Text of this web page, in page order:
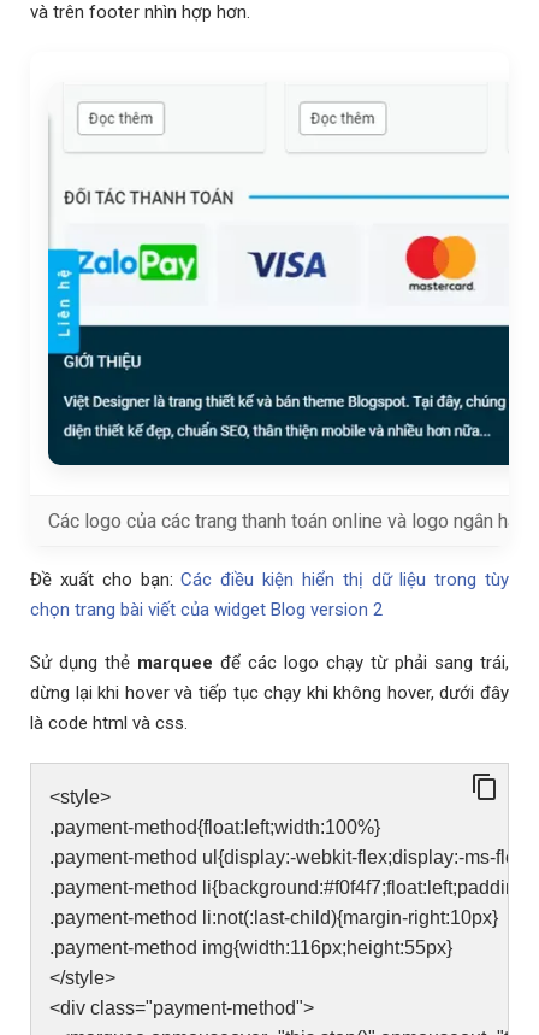
và trên footer nhìn hợp hơn.
Các logo của các trang thanh toán online và logo ngân
Đề xuất cho bạn:Các điều kiện hiển thị dữ liệu trong tùy
chọn trang bài viết của widget Blog version 2
Sử dụng thẻ marquee để các logo chạy từ phải sang trái,
dừng lại khi hover và tiếp tục chạy khi không hover, dưới đây
là code html và css.
<style>
.payment-method{float:left;width:100%}
.payment-method ul{display:-webkit-flex;display:-ms-
.payment-method
.payment-method li:not(:last-child){margin-right:10px}
.payment-method img{width:116px;height:55px}
</style>
<div class="payment-method">